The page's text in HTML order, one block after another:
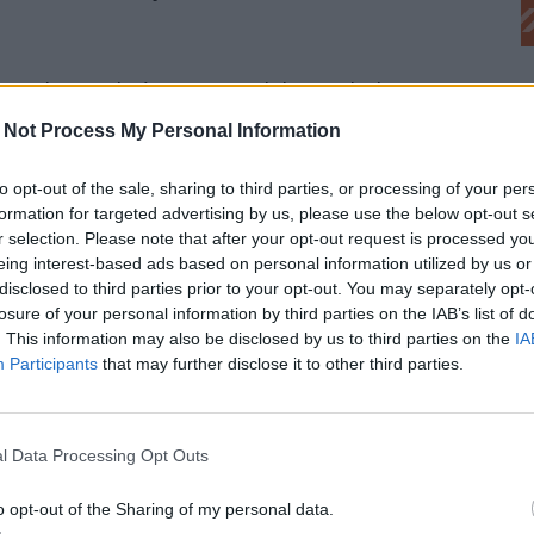
Not Process My Personal Information
opt-out of the sale, sharing to third parties, or processing of your
for targeted advertising by us, please use the below opt-out
selection. Please note that after your opt-out request is processed
interest-based ads based on personal information utilized by us
to third parties prior to your opt-out. You may separately
of your personal information by third parties on the IAB’s list of
This information may also be disclosed by us to third parties on the
Participants that may further disclose it to other third parties.
Data Processing Opt Outs
opt-out of the Sharing of my personal data.
várom az irodalmi Nobel
lehet vitatkozni rajta, másrészt persze, az
magyar is, mert hát ilyen az ember, ha
úrnak drukkolnék,
akkor a román válogatottért
ez az identitás…
tiniként hogy örültem, amikor William
megérdemelte, mekkora regény
sorozatot a kádári Magyarországról.